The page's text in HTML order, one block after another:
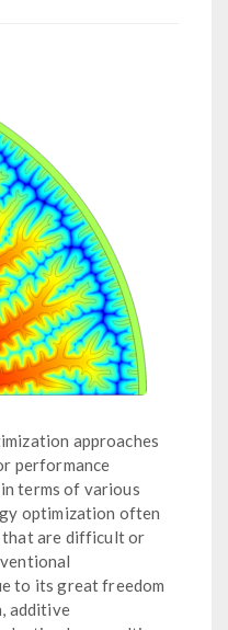
approaches
performance
terms of various
optimization often
that are difficult or
to its great freedom
additive